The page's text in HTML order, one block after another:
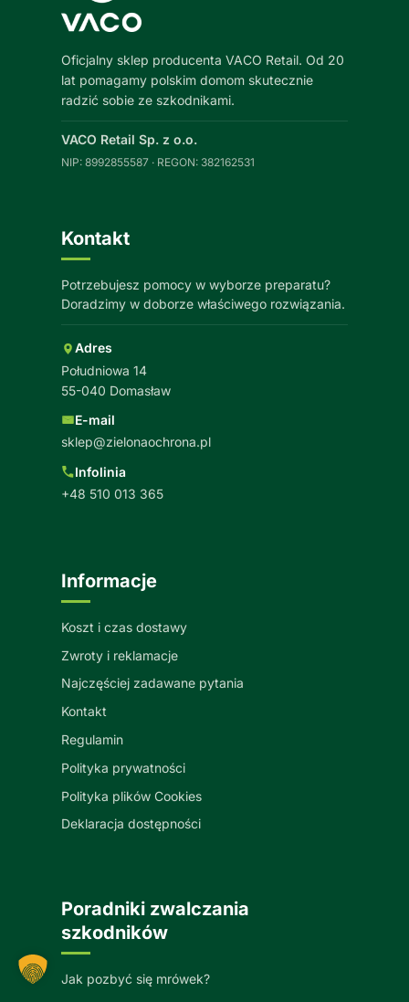
Oficjalny sklep producenta VACO Retail. Od 20
lat pomagamy polskim domom skutecznie
radzić sobie ze szkodnikami.
VACO Retail Sp. z o.o.
NIP: 8992855587 · REGON: 382162531
Kontakt
Potrzebujesz pomocy w wyborze preparatu?
Doradzimy w doborze właściwego rozwiązania.
Adres
Południowa 14
55-040 Domasław
E-mail
sklep@zielonaochrona.pl
Infolinia
+48 510 013 365
Informacje
Koszt i czas dostawy
Zwroty i reklamacje
Najczęściej zadawane pytania
Kontakt
Regulamin
Polityka prywatności
Polityka plików Cookies
Deklaracja dostępności
Poradniki zwalczania
szkodników
Jak pozbyć się mrówek?